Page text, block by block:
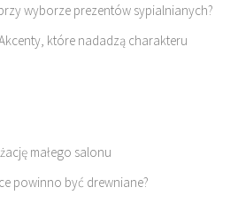
wyborze prezentów sypialnianych?
które nadadzą charakteru
małego salonu
powinno być drewniane?